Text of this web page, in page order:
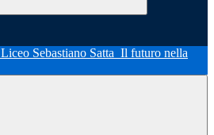
Liceo Sebastiano Satta Il futuro nella